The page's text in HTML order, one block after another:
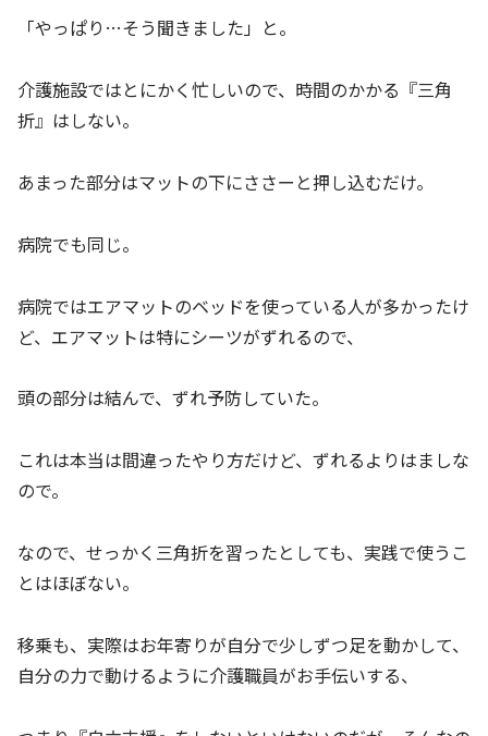
「やっぱり…そう聞きました」と。
介護施設ではとにかく忙しいので、時間のかかる『三角
折』はしない。
あまった部分はマットの下にささーと押し込むだけ。
病院でも同じ。
病院ではエアマットのベッドを使っている人が多かったけ
ど、エアマットは特にシーツがずれるので、
頭の部分は結んで、ずれ予防していた。
これは本当は間違ったやり方だけど、ずれるよりはましな
ので。
なので、せっかく三角折を習ったとしても、実践で使うこ
とはほぼない。
移乗も、実際はお年寄りが自分で少しずつ足を動かして、
自分の力で動けるように介護職員がお手伝いする、